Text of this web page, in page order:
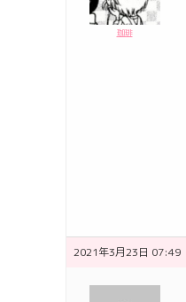
珈琲
2021年3月23日 07:49